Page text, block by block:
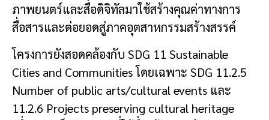
ภาพยนตร์และสื่อดิจิทัลมาใช้สร้างคุณค่าทางการ
สื่อสารและต่อยอดสู่ภาคอุตสาหกรรมสร้างสรรค์
โครงการยังสอดคล้องกับ SDG 11 Sustainable
Cities and Communities โดยเฉพาะ SDG 11.2.5
Number of public arts/cultural events และ
11.2.6 Projects preserving cultural heritage